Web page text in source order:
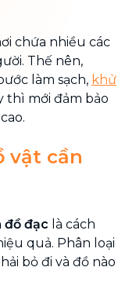
chứa nhiều các
Thế nên,
làm sạch, khử
thì mới đảm bảo
vật cần
đồ đạc là cách
quả. Phân loại
bỏ đi và đồ nào